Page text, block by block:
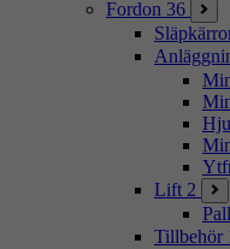
Fordon 36
Lift 2
Tillbehör